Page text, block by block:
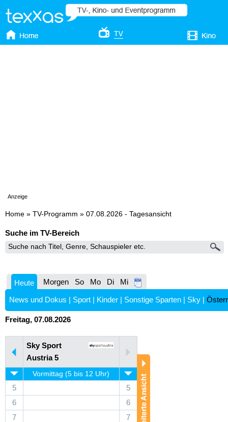
Anzeige
Home » TV-Programm » 07.08.2026 - Tagesansicht
Suche im TV-Bereich
Heute Morgen So Mo Di Mi
News und Dokus | Sport | Kinder | Sonstige Sparten | Sky |
Freitag, 07.08.2026
Sky Sport
Austria 5
Vormittag (5 bis 12 Uhr)
5
5
6
6
7
7